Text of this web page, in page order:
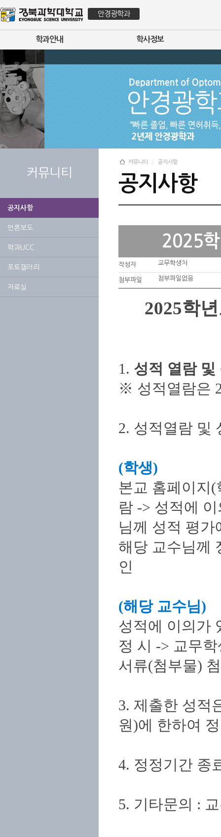
안경광학과
학과안내 학사정보
커뮤니티
공지사항
언론보도
학과UCC
포토갤러리
자료실
커뮤니티 공지사항
공지사항
2025학
작성자 교무학생처
첨부파일 첨부파일없음
2025학
1. 성적 열람 및
※ 성적열람은
2. 성적열람 및
(학생)
본교 홈페이지
람 -> 성적에
님께 성적 평
해당 교수님께
인
(해당 교수님)
성적에 이의가
정 시 -> 교무
서류(첨부물)
3. 제출한 성적
원)에 한하여
4. 정정기간 종
5. 기타문의 :